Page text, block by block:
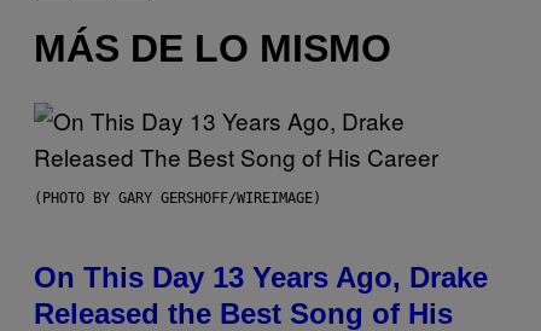
MÁS DE LO MISMO
(PHOTO BY GARY GERSHOFF/WIREIMAGE)
On This Day 13 Years Ago, Drake
Released the Best Song of His